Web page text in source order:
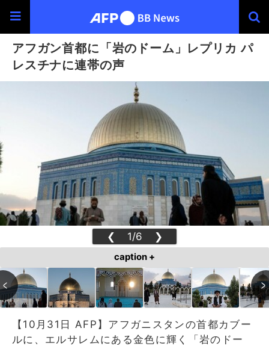
アフガン首都に「岩のドーム」レプリカ パ
レスチナに連帯の声
❮ 1/6 ❯
caption +
【10月31日 AFP】アフガニスタンの首都カブー
ルに、エルサレムにある金色に輝く「岩のドー